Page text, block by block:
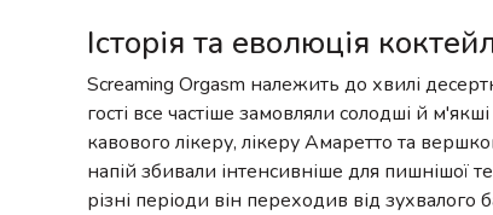
Історія та еволюція
Screaming Orgasm належить до хвилі
гості все частіше замовляли солодші й
кавового лікеру, лікеру Амаретто та
напій збивали інтенсивніше для пишнішої
різні періоди він переходив від